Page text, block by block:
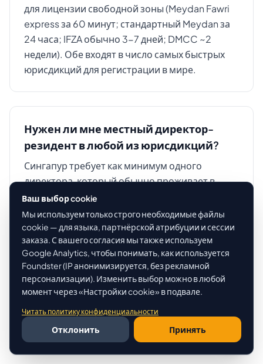
для лицензии свободной зоны (Meydan Fawri
express за 60 минут; стандартный Meydan за
24 часа; IFZA обычно 3-7 дней; DMCC ~2
недели). Обе входят в число самых быстрых
юрисдикций для регистрации в мире.
Нужен ли мне местный директор-
резидент в любой из юрисдикций?
Сингапур требует как минимум одного
директора, который обычно проживает в
Сингапуре (гражданин, постоянный резидент
или держатель рабочего пропуска).
Иностранные основатели без местного
директора должны использовать услугу
номинального директора (обычно SGD 3
500/год плюс возвратный депозит SGD 3
500). Свободные зоны Дубая НЕ требуют
иностранное владение и иностранные
директора являются стандартом.
Ваш выбор cookie
Мы используем только строго необходимые файлы
cookie — для языка, партнёрской атрибуции и сессии
заказа. С вашего согласия мы также используем
Google Analytics, чтобы понимать, как используется
Foundster (IP анонимизируется, без рекламной
персонализации). Изменить выбор можно в любой
момент через «Настройки cookie» в подвале.
Читать политику конфиденциальности
Отклонить Принять